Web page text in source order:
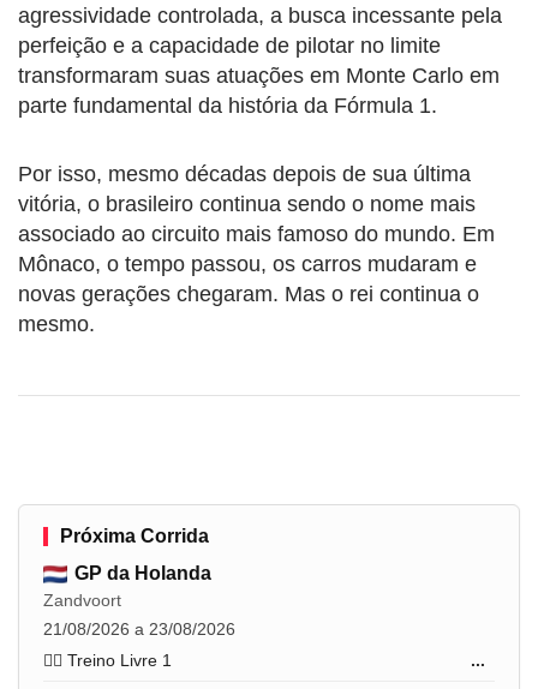
agressividade controlada, a busca incessante pela
perfeição e a capacidade de pilotar no limite
transformaram suas atuações em Monte Carlo em
parte fundamental da história da Fórmula 1.
Por isso, mesmo décadas depois de sua última
vitória, o brasileiro continua sendo o nome mais
associado ao circuito mais famoso do mundo. Em
Mônaco, o tempo passou, os carros mudaram e
novas gerações chegaram. Mas o rei continua o
mesmo.
Próxima Corrida
GP da Holanda
Zandvoort
21/08/2026 a 23/08/2026
🏋️‍♂️ Treino Livre 1
...